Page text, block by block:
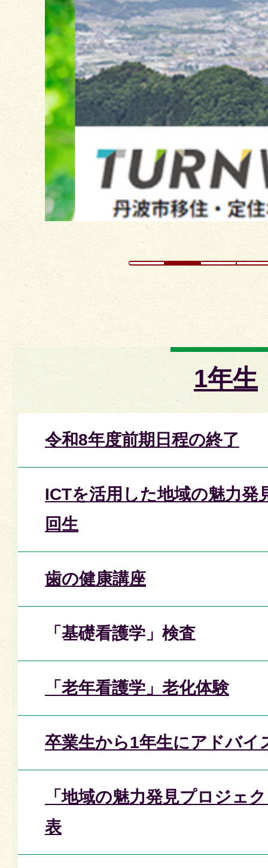
枚
目
の
ス
ラ
イ
ド
1年生
令和8年度前期日程の終了
ICTを活用した地域の魅力発
回生
歯の健康講座
「基礎看護学」検査
「老年看護学」老化体験
卒業生から1年生にアドバイ
「地域の魅力発見プロジェ
表